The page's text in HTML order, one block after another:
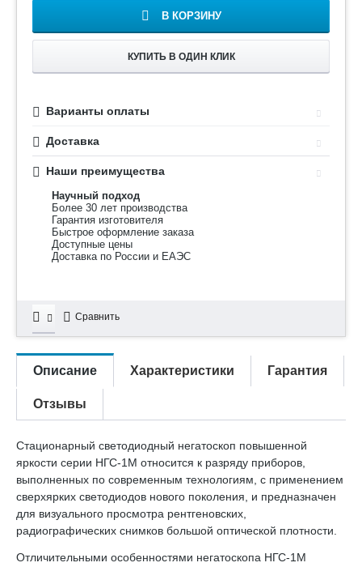
В КОРЗИНУ
КУПИТЬ В ОДИН КЛИК
Варианты оплаты
Доставка
Наши преимущества
Научный подход
Более 30 лет производства
Гарантия изготовителя
Быстрое оформление заказа
Доступные цены
Доставка по России и ЕАЭС
Сравнить
Описание Характеристики Гарантия
Отзывы
Стационарный светодиодный негатоскоп повышенной
яркости серии НГС-1М относится к разряду приборов,
выполненных по современным технологиям, с применением
сверхярких светодиодов нового поколения, и предназначен
для визуального просмотра рентгеновских,
радиографических снимков большой оптической плотности.
Отличительными особенностями негатоскопа НГС-1М